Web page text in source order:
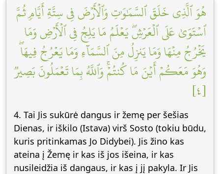
هُوَ ٱلَّذِي خَلَقَ ٱلسَّمَٰوَٰتِ وَٱلۡأَرۡضَ فِي سِتَّةِ أَيَّامٖ ثُمَّ
ٱسۡتَوَىٰ عَلَى ٱلۡعَرۡشِۖ يَعۡلَمُ مَا يَلِجُ فِي ٱلۡأَرۡضِ وَمَا
يَخۡرُجُ مِنۡهَا وَمَا يَنزِلُ مِنَ ٱلسَّمَآءِ وَمَا يَعۡرُجُ فِيهَاۖ
وَهُوَ مَعَكُمۡ أَيۡنَ مَا كُنتُمۡۚ وَٱللَّهُ بِمَا تَعۡمَلُونَ بَصِيرٞ
[٤]
4. Tai Jis sukūrė dangus ir žemę per šešias
Dienas, ir iškilo (Istava) virš Sosto (tokiu būdu,
kuris pritinkamas Jo Didybei). Jis žino kas
ateina į Žemę ir kas iš jos išeina, ir kas
nusileidžia iš dangaus, ir kas į jį pakyla. Ir Jis